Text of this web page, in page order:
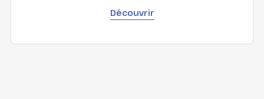
Découvrir